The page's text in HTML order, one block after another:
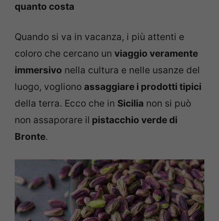
quanto costa
Quando si va in vacanza, i più attenti e
coloro che cercano un viaggio veramente
immersivo nella cultura e nelle usanze del
luogo, vogliono assaggiare i prodotti tipici
della terra. Ecco che in Sicilia non si può
non assaporare il pistacchio verde di
Bronte.